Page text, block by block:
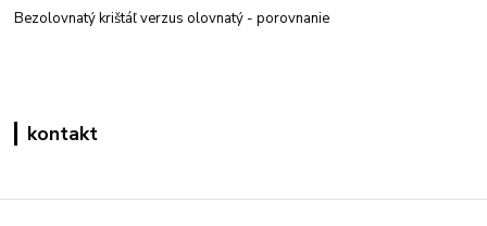
Bezolovnatý krištáľ verzus olovnatý - porovnanie
kontakt